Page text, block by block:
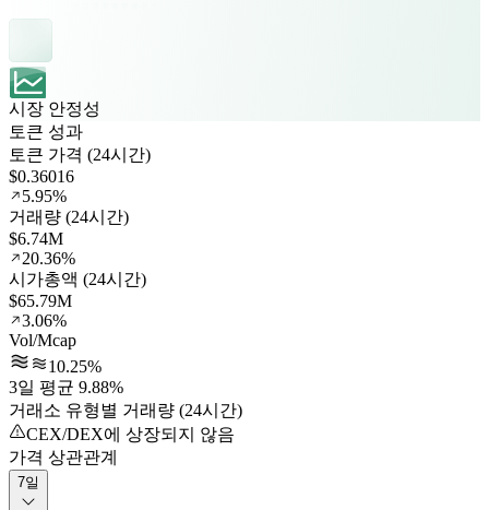
시장 안정성
토큰 성과
토큰 가격 (24시간)
$0.36016
5.95%
거래량 (24시간)
$6.74M
20.36%
시가총액 (24시간)
$65.79M
3.06%
Vol/Mcap
10.25%
3일 평균 9.88%
거래소 유형별 거래량 (24시간)
CEX/DEX에 상장되지 않음
가격 상관관계
7일